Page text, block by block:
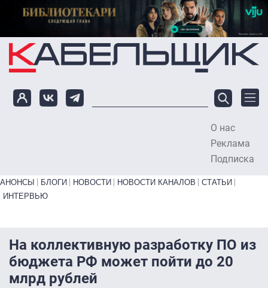
Перейти к основному содержанию
О нас
Реклама
Подписка
Primary links bottom
АНОНСЫ БЛОГИ НОВОСТИ НОВОСТИ КАНАЛОВ
СТАТЬИ
ИНТЕРВЬЮ
На коллективную разработку ПО из
бюджета РФ может пойти до 20
млрд рублей